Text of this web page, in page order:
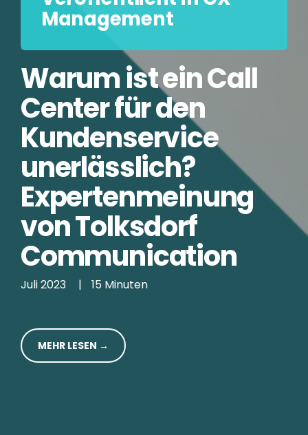
Management
Warum ist ein Call
Center für den
Kundenservice
unerlässlich?
Expertenmeinung
von Tolksdorf
Communication
Juli 2023 | 15 Minuten
MEHR LESEN →